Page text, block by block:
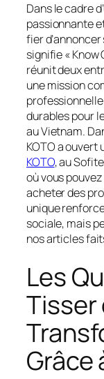
Dans le cadre
passionnante
fier
signifie «
réunit deux
une mission
durables pour
au Vietnam.
KOTO a
KOTO, au
où vous
acheter des
unique
sociale, mais
nos articles
Les
Tisser
Grâce